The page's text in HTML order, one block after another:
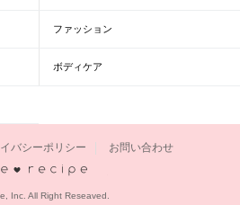
ファッション
ボディケア
バシーポリシー お問い合わせ
Inc. All Right Reseaved.